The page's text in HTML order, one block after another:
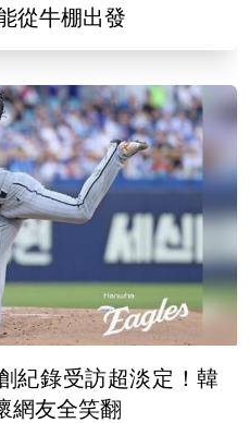
從牛棚出發
紀錄受訪超淡定！韓
網友全笑翻